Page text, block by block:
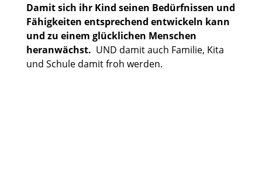
Damit sich ihr Kind seinen Bedürfnissen und
Fähigkeiten entsprechend entwickeln kann
und zu einem glücklichen Menschen
heranwächst. UND damit auch Familie, Kita
und Schule damit froh werden.